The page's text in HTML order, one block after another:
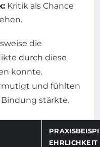
Kritik als Chance
die
durch diese
konnte.
und fühlten
stärkte.
EHRLICHKEIT